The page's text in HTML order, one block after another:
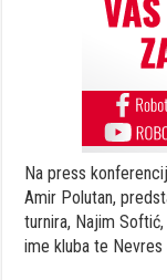
Na press
Amir Polutan,
turnira, Najim
ime kluba te